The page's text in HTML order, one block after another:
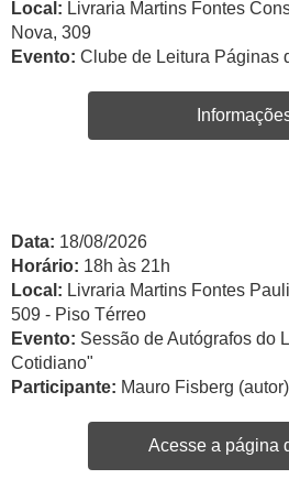
Local: Livraria Martins Fontes
Nova, 309
Evento: Clube de Leitura Páginas
Data: 18/08/2026
Horário: 18h às 21h
Local: Livraria Martins Fontes
509 - Piso Térreo
Evento: Sessão de Autógrafos do
Cotidiano"
Participante: Mauro Fisberg (autor)
Acesse a página